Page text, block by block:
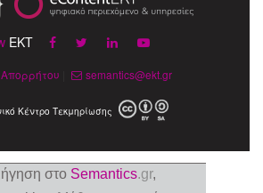
στο Semantics.gr,
EKT
Απορρήτου semantics@ekt.gr
Κέντρο Τεκμηρίωσης